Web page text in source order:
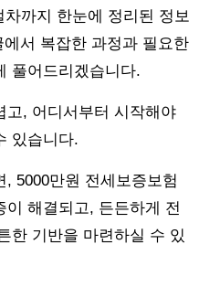
까지 한눈에 정리된 정보
서 복잡한 과정과 필요한
풀어드리겠습니다.
고, 어디서부터 시작해야
있습니다.
5000만원 전세보증보험
이 해결되고, 든든하게 전
한 기반을 마련하실 수 있